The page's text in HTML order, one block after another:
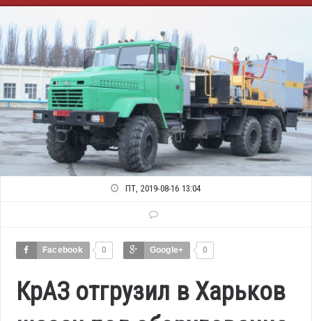
ПТ, 2019-08-16 13:04
Facebook 0 Google+ 0
КрАЗ отгрузил в Харьков